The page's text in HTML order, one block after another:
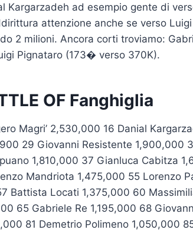
Kargarzadeh ad esempio gente di
attenzione anche se verso
2 milioni. Ancora corti troviamo:
Pignataro (173� verso 370K).
OF Fanghiglia
Magri’ 2,530,000 16 Danial
29 Giovanni Resistente 1,900,000
1,810,000 37 Gianluca Cabitza
Mandriota 1,475,000 55 Lorenzo
Battista Locati 1,375,000 60
65 Gabriele Re 1,195,000 68
81 Demetrio Polimeno 1,050,000